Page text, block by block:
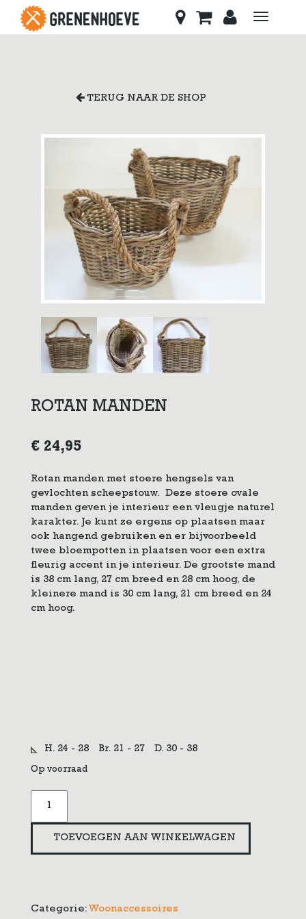
Toggle
TERUG NAAR DE SHOP
ROTAN MANDEN
€ 24,95
Rotan manden met stoere hengsels van
gevlochten scheepstouw. Deze stoere ovale
manden geven je interieur een vleugje naturel
karakter. Je kunt ze ergens op plaatsen maar
ook hangend gebruiken en er bijvoorbeeld
twee bloempotten in plaatsen voor een extra
fleurig accent in je interieur. De grootste mand
is 38 cm lang, 27 cm breed en 28 cm hoog, de
kleinere mand is 30 cm lang, 21 cm breed en 24
cm hoog.
H. 24 - 28 Br. 21 - 27 D. 30 - 38
Op voorraad
manden
aantal
TOEVOEGEN AAN WINKELWAGEN
Categorie: Woonaccessoires